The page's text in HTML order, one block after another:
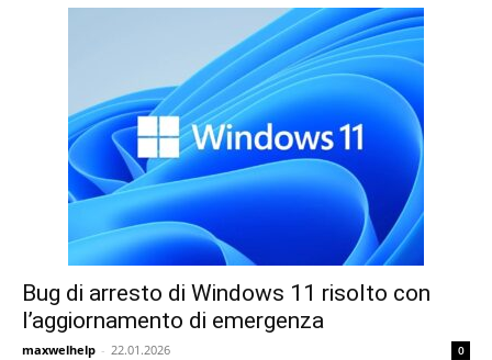
Bug di arresto di Windows 11 risolto con
l’aggiornamento di emergenza
maxwelhelp - 22.01.2026 0